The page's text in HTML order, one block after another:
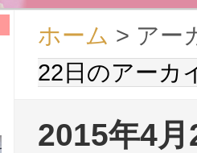
ホーム > アー
22日のアーカ
2015年4